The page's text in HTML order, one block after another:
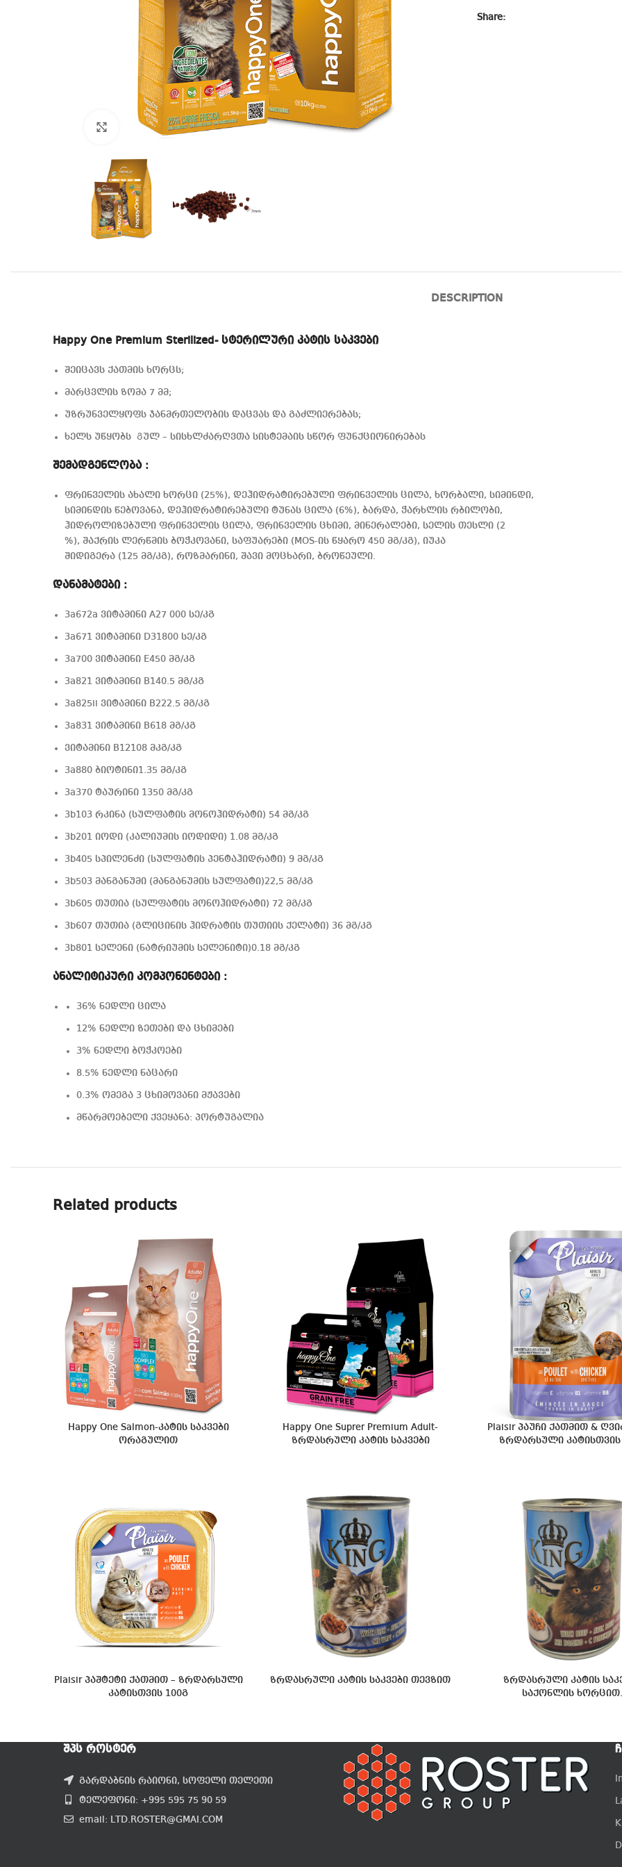
Click to enlarge
Share:
DESCRIPTION
Happy One Premium Sterilized- სტერილური კატის საკვები
შეიცავს ქათმის ხორცს;
მარცვლის ზომა 7 მმ;
უზრუნველყოფს ჯანმრთელობის დაცვას და გაძლიერებას;
ხელს უწყობს Გულ – სისხლძარღვთა სისტემაის სწორ ფუნქციონირებას
შემადგენლობა :
ფრინველის ახალი ხორცი (25%), დეჰიდრატირებული ფრინველის ცილა, ხორბალი, სიმინდი,
სიმინდის წებოვანა, დეჰიდრატირებული ტუნას ცილა (6%), ბარდა, ჭარხლის რბილობი,
ჰიდროლიზებული ფრინველის ცილა, ფრინველის ცხიმი, მინერალები, სელის თესლი (2
%), შაქრის ლერწმის ბოჭკოვანი, საფუარები (MOS-ის წყარო 450 მგ/კგ), იუკა
შიდიგერა (125 მგ/კგ), როზმარინი, შავი მოცხარი, ბროწეული.
დანამატები :
3a672a ვიტამინი A27 000 სე/კგ
3a671 ვიტამინი D31800 სე/კგ
3a700 ვიტამინი E450 მგ/კგ
3a821 ვიტამინი B140.5 მგ/კგ
3a825ii ვიტამინი B222.5 მგ/კგ
3a831 ვიტამინი B618 მგ/კგ
ვიტამინი B12108 მკგ/კგ
3a880 ბიოტინი1.35 მგ/კგ
3a370 ტაურინი 1350 მგ/კგ
3b103 რკინა (სულფატის მონოჰიდრატი) 54 მგ/კგ
3b201 იოდი (კალიუმის იოდიდი) 1.08 მგ/კგ
3b405 სპილენძი (სულფატის პენტაჰიდრატი) 9 მგ/კგ
3b503 მანგანუმი (მანგანუმის სულფატი)22,5 მგ/კგ
3b605 თუთია (სულფატის მონოჰიდრატი) 72 მგ/კგ
3b607 თუთია (გლიცინის ჰიდრატის თუთიის ქელატი) 36 მგ/კგ
3b801 სელენი (ნატრიუმის სელენიტი)0.18 მგ/კგ
ანალიტიკური კომპონენტები :
36% ნედლი ცილა
12% ნედლი ზეთები და ცხიმები
3% ნედლი ბოჭკოები
8.5% ნედლი ნაცარი
0.3% ომეგა 3 ცხიმოვანი მჟავები
მწარმოებელი ქვეყანა: პორტუგალია
Related products
Happy One Salmon-კატის საკვები
ორაგულით
Happy One Suprer Premium Adult-
ზრდასრული კატის საკვები
Plaisir პაუჩი ქათმით &
ზრდარსული კატისთვის
Plaisir პაშტეტი ქათმით – ზრდარსული
კატისთვის 100გ
ზრდასრული კატის საკვები თევზით
ზრდასრული კატის
საქონლის ხორცით.
ᲨᲞᲡ ᲠᲝᲡᲢᲔᲠ
გარდაბნის რაიონი, სოფელი თელეთი
ტელეფონი: +995 595 75 90 59
email: LTD.ROSTER@GMAI.COM